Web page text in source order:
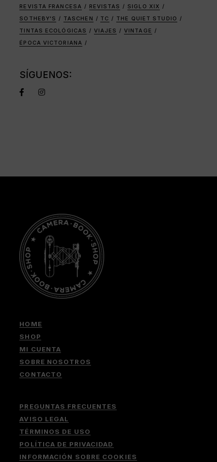
REVISTA FRANCESA
REVISTAS
SIGLO XIX
SOTHEBY'S
TASCHEN TC
THE QUIET STUDIO
TINTAS ECOLÓGICAS
VIAJES
VINTAGE
ÉPOCA VICTORIANA
SÍGUENOS:
HOME
SHOP
MI CUENTA
SOBRE NOSOTROS
CONTACTO
PREGUNTAS FRECUENTES
AVISO LEGAL
TÉRMINOS DE USO
POLÍTICA DE PRIVACIDAD
INFORMACIÓN SOBRE COOKIES